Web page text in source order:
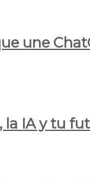
une
IA y tu